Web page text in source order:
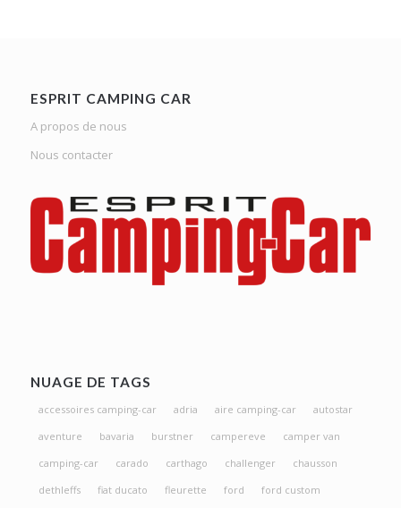
ESPRIT CAMPING CAR
A propos de nous
Nous contacter
NUAGE DE TAGS
accessoires camping-car adria aire camping-car
autostar
aventure
bavaria burstner campereve
camper van
camping-car
carado carthago challenger
chausson
dethleffs
fiat ducato fleurette ford
ford custom